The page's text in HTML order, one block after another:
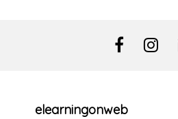
elearningonweb